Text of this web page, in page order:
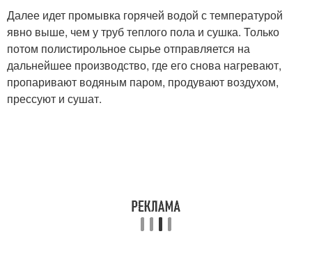
Далее идет промывка горячей водой с температурой
явно выше, чем у труб теплого пола и сушка. Только
потом полистирольное сырье отправляется на
дальнейшее производство, где его снова нагревают,
пропаривают водяным паром, продувают воздухом,
прессуют и сушат.